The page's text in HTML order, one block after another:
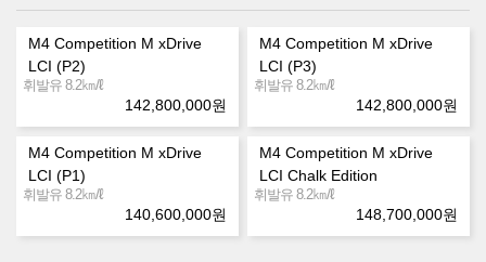
M4 Competition M xDrive
LCI (P2)
휘발유 8.2㎞/ℓ
142,800,000원
M4 Competition M xDrive
LCI (P3)
휘발유 8.2㎞/ℓ
142,800,000원
M4 Competition M xDrive
LCI (P1)
휘발유 8.2㎞/ℓ
140,600,000원
M4 Competition M xDrive
LCI Chalk Edition
휘발유 8.2㎞/ℓ
148,700,000원